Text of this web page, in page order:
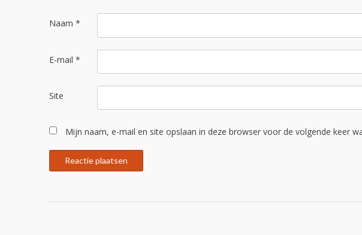
Naam *
E-mail *
Site
Mijn naam, e-mail en site opslaan in deze browser voor de volgende keer